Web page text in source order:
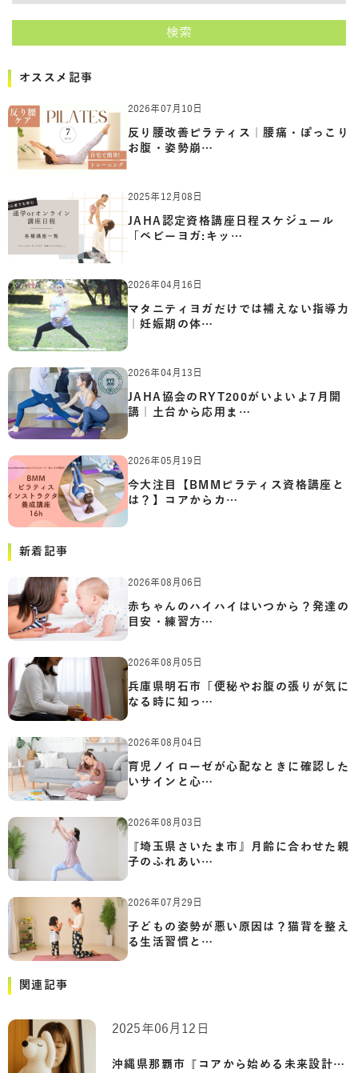
検索
オススメ記事
2026年07月10日
反り腰改善ピラティス｜腰痛・ぽっこり
お腹・姿勢崩…
2025年12月08日
JAHA認定資格講座日程スケジュール
「ベビーヨガ:キッ…
2026年04月16日
マタニティヨガだけでは補えない指導力
｜妊娠期の体…
2026年04月13日
JAHA協会のRYT200がいよいよ7月開
講｜土台から応用ま…
2026年05月19日
今大注目【BMMピラティス資格講座と
は？】コアからカ…
新着記事
2026年08月06日
赤ちゃんのハイハイはいつから？発達の
目安・練習方…
2026年08月05日
兵庫県明石市「便秘やお腹の張りが気に
なる時に知っ…
2026年08月04日
育児ノイローゼが心配なときに確認した
いサインと心…
2026年08月03日
『埼玉県さいたま市』月齢に合わせた親
子のふれあい…
2026年07月29日
子どもの姿勢が悪い原因は？猫背を整え
る生活習慣と…
関連記事
沖縄県那覇市『コアから始める未来設計：…
2025年06月12日